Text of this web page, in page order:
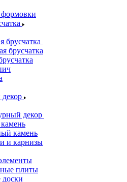
брусчатка
брусчатка
декор
камень
и карнизы
плиты